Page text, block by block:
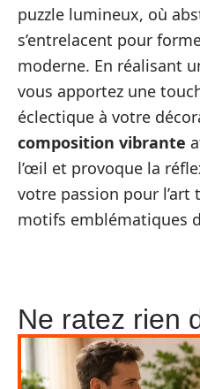
puzzle lumineux, où
s’entrelacent pour
moderne. En réalisant
vous apportez une
éclectique à votre
composition vibrante
l’œil et provoque la
votre passion pour
motifs emblématiques
Ne ratez rien